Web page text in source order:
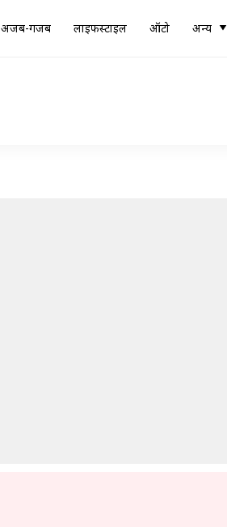
अजब-गजब लाइफस्टाइल ऑटो अन्य